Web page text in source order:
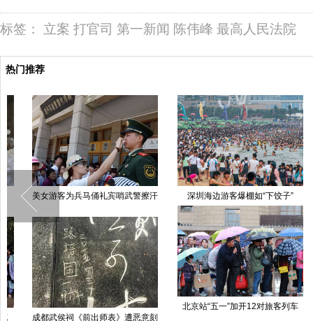
标签： 立案 打官司 第一新闻 陈伟峰 最高人民法院
热门推荐
深圳海边游客爆棚如“下饺子” 劳动节假期上海外滩游人如织
北京站“五一”加开12对旅客列车
秦始皇帝陵二号兵马俑坑第二次发